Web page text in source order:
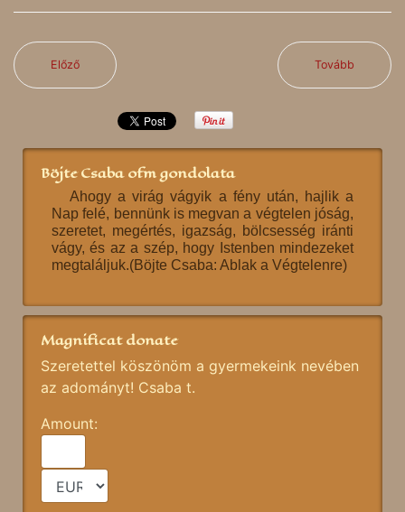
Előző Tovább
Böjte Csaba ofm gondolata
Ahogy a virág vágyik a fény után, hajlik a
Nap felé, bennünk is megvan a végtelen jóság,
szeretet, megértés, igazság, bölcsesség iránti
vágy, és az a szép, hogy Istenben mindezeket
megtaláljuk.(Böjte Csaba: Ablak a Végtelenre)
Magnificat donate
Szeretettel köszönöm a gyermekeink nevében
az adományt! Csaba t.
Amount: